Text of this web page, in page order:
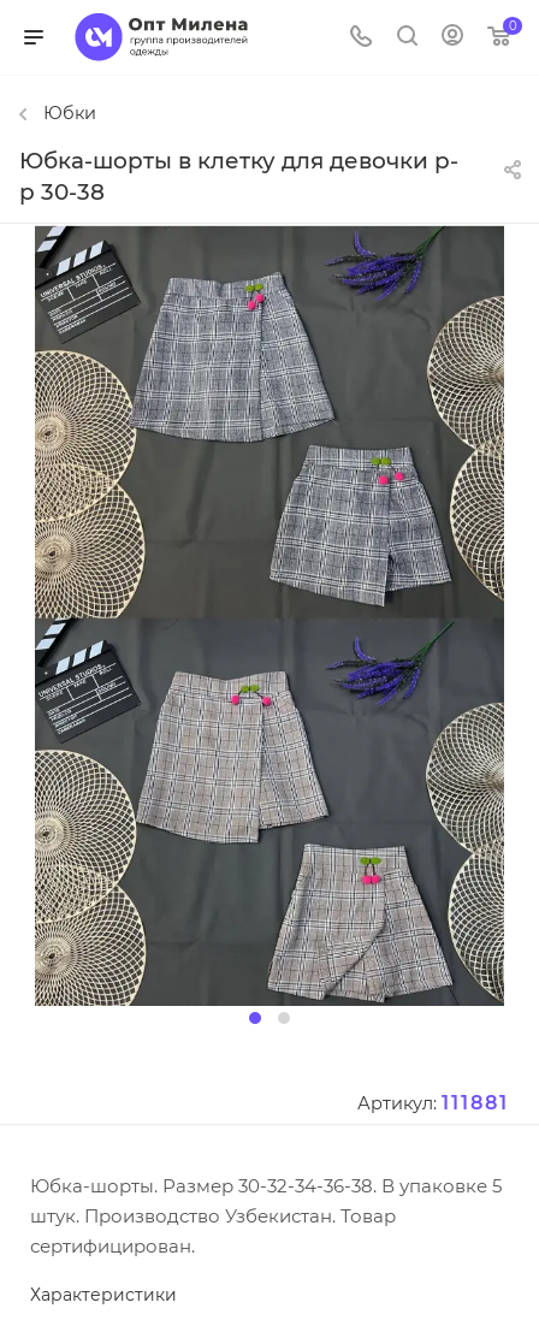
0
Юбки
Юбка-шорты в клетку для девочки р-
р 30-38
Артикул: 111881
Юбка-шорты. Размер 30-32-34-36-38. В упаковке 5
штук. Производство Узбекистан. Товар
сертифицирован.
Характеристики